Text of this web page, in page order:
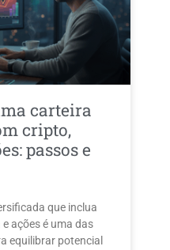
carteira
cripto,
passos e
que inclua
ações é uma das
equilibrar potencial